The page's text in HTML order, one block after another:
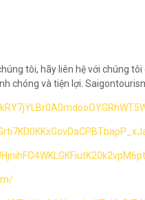
tôi, hãy liên hệ với chúng
chóng và tiện lợi.